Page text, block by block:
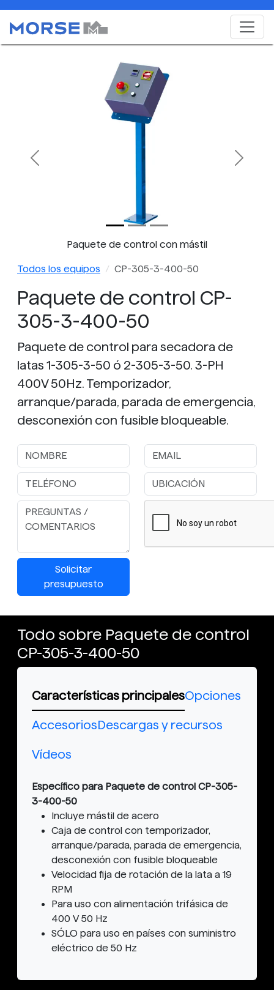
Paquete de control con mástil
Previous Next
Todos los equipos CP-305-3-400-50
Paquete de control CP-
305-3-400-50
Paquete de control para secadora de
latas 1-305-3-50 ó 2-305-3-50. 3-PH
400V 50Hz. Temporizador,
arranque/parada, parada de emergencia,
desconexión con fusible bloqueable.
Solicitar
presupuesto
Todo sobre Paquete de control
CP-305-3-400-50
Características principalesOpciones
AccesoriosDescargas y recursos
Vídeos
Específico para Paquete de control CP-305-
3-400-50
Incluye mástil de acero
Caja de control con temporizador,
arranque/parada, parada de emergencia,
desconexión con fusible bloqueable
Velocidad fija de rotación de la lata a 19
RPM
Para uso con alimentación trifásica de
400 V 50 Hz
SÓLO para uso en países con suministro
eléctrico de 50 Hz